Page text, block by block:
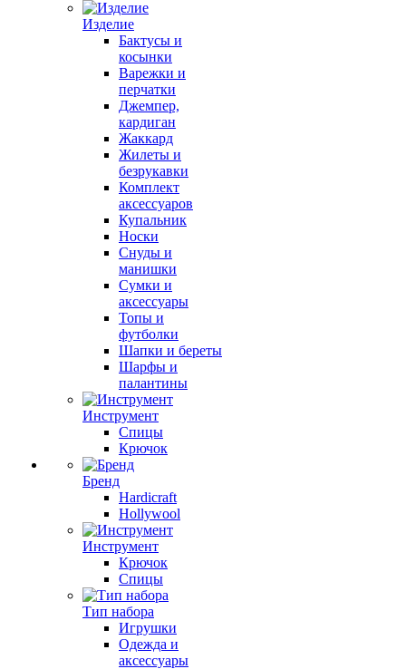
Изделие
Бактусы и
косынки
Варежки и
перчатки
Джемпер,
кардиган
Жаккард
Жилеты и
безрукавки
Комплект
аксессуаров
Купальник
Носки
Снуды и
манишки
Сумки и
аксессуары
Топы и
футболки
Шапки и береты
Шарфы и
палантины
Инструмент
Спицы
Крючок
Бренд
Hardicraft
Hollywool
Инструмент
Крючок
Спицы
Тип набора
Игрушки
Одежда и
аксессуары